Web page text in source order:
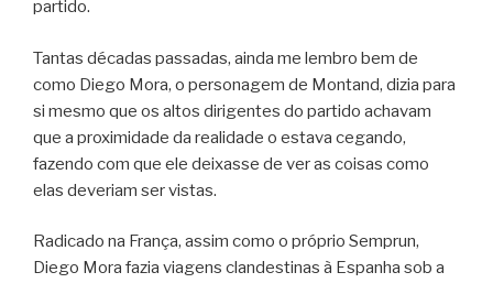
partido.
Tantas décadas passadas, ainda me lembro bem de
como Diego Mora, o personagem de Montand, dizia para
si mesmo que os altos dirigentes do partido achavam
que a proximidade da realidade o estava cegando,
fazendo com que ele deixasse de ver as coisas como
elas deveriam ser vistas.
Radicado na França, assim como o próprio Semprun,
Diego Mora fazia viagens clandestinas à Espanha sob a